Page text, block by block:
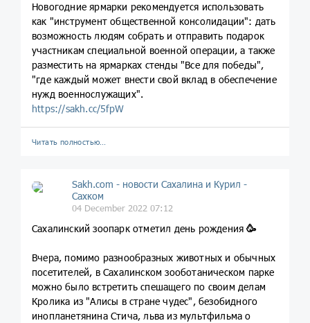
Новогодние ярмарки рекомендуется использовать
как "инструмент общественной консолидации": дать
возможность людям собрать и отправить подарок
участникам специальной военной операции, а также
разместить на ярмарках стенды "Все для победы",
"где каждый может внести свой вклад в обеспечение
нужд военнослужащих".
https://sakh.cc/5fpW
Читать полностью…
Sakh.com - новости Сахалина и Курил -
Сахком
04 December 2022 07:12
Сахалинский зоопарк отметил день рождения🥳
Вчера, помимо разнообразных животных и обычных
посетителей, в Сахалинском зооботаническом парке
можно было встретить спешащего по своим делам
Кролика из "Алисы в стране чудес", безобидного
инопланетянина Стича, льва из мультфильма о